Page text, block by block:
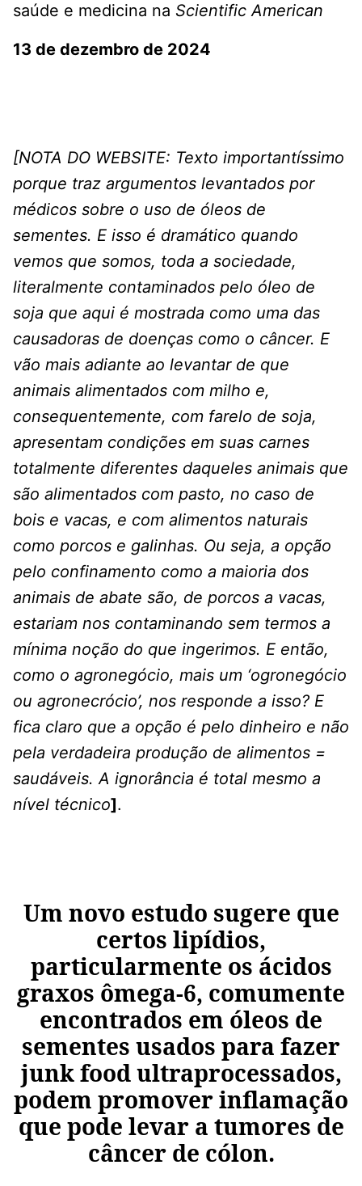
saúde e medicina na Scientific American
13 de dezembro de 2024
[NOTA DO WEBSITE: Texto importantíssimo
porque traz argumentos levantados por
médicos sobre o uso de óleos de
sementes. E isso é dramático quando
vemos que somos, toda a sociedade,
literalmente contaminados pelo óleo de
soja que aqui é mostrada como uma das
causadoras de doenças como o câncer. E
vão mais adiante ao levantar de que
animais alimentados com milho e,
consequentemente, com farelo de soja,
apresentam condições em suas carnes
totalmente diferentes daqueles animais que
são alimentados com pasto, no caso de
bois e vacas, e com alimentos naturais
como porcos e galinhas. Ou seja, a opção
pelo confinamento como a maioria dos
animais de abate são, de porcos a vacas,
estariam nos contaminando sem termos a
mínima noção do que ingerimos. E então,
como o agronegócio, mais um ‘ogronegócio
ou agronecrócio’, nos responde a isso? E
fica claro que a opção é pelo dinheiro e não
pela verdadeira produção de alimentos =
saudáveis. A ignorância é total mesmo a
nível técnico].
Um novo estudo sugere que
certos lipídios,
particularmente os ácidos
graxos ômega-6, comumente
encontrados em óleos de
sementes usados ​​para fazer
junk food ultraprocessados,
podem promover inflamação
que pode levar a tumores de
câncer de cólon.